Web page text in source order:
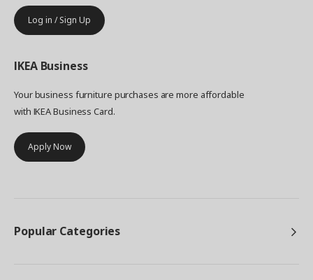
Log in / Sign Up
IKEA Business
Your business furniture purchases are more affordable
with IKEA Business Card.
Apply Now
Popular Categories